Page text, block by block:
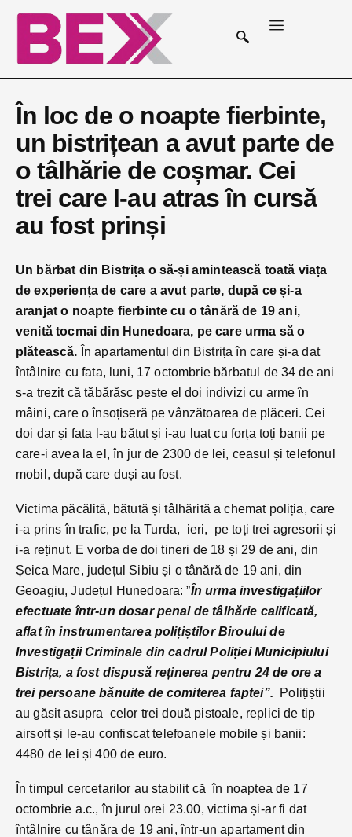
În loc de o noapte fierbinte,
un bistrițean a avut parte de
o tâlhărie de coșmar. Cei
trei care l-au atras în cursă
au fost prinși
Un bărbat din Bistrița o să-și amintească toată viața
de experiența de care a avut parte, după ce și-a
aranjat o noapte fierbinte cu o tânără de 19 ani,
venită tocmai din Hunedoara, pe care urma să o
plătească. În apartamentul din Bistrița în care și-a dat
întâlnire cu fata, luni, 17 octombrie bărbatul de 34 de ani
s-a trezit că tăbărăsc peste el doi indivizi cu arme în
mâini, care o însoțiseră pe vânzătoarea de plăceri. Cei
doi dar și fata l-au bătut și i-au luat cu forța toți banii pe
care-i avea la el, în jur de 2300 de lei, ceasul și telefonul
mobil, după care duși au fost.
Victima păcălită, bătută și tâlhărită a chemat poliția, care
i-a prins în trafic, pe la Turda, ieri, pe toți trei agresorii și
i-a reținut. E vorba de doi tineri de 18 și 29 de ani, din
Șeica Mare, județul Sibiu și o tânără de 19 ani, din
Geoagiu, Județul Hunedoara: ”În urma investigațiilor
efectuate într-un dosar penal de tâlhărie calificată,
aflat în instrumentarea polițiștilor Biroului de
Investigații Criminale din cadrul Poliției Municipiului
Bistrița, a fost dispusă reținerea pentru 24 de ore a
trei persoane bănuite de comiterea faptei”.
Polițiștii
au găsit asupra celor trei două pistoale, replici de tip
airsoft și le-au confiscat telefoanele mobile și banii:
4480 de lei și 400 de euro.
În timpul cercetarilor au stabilit că în noaptea de 17
octombrie a.c., în jurul orei 23.00, victima și-ar fi dat
întâlnire cu tânăra de 19 ani, într-un apartament din